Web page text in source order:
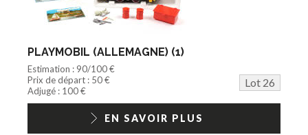
PLAYMOBIL (ALLEMAGNE) (1)
Estimation : 90/100 €
Prix de départ : 50 €
Lot 26
Adjugé : 100 €
EN SAVOIR PLUS